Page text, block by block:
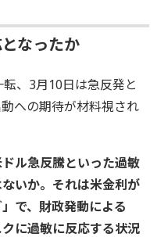
なったか
、3月10日は急反発と
への期待が材料視され
ル急反騰といった過敏
いか。それは米金利が
で、財政発動による
に過敏に反応する状況